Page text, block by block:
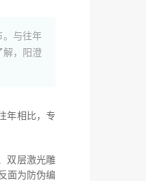
。与往年
解，阳澄
年相比，专
双层激光雕
面为防伪编